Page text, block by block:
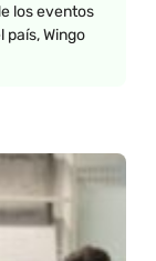
los eventos
Wingo